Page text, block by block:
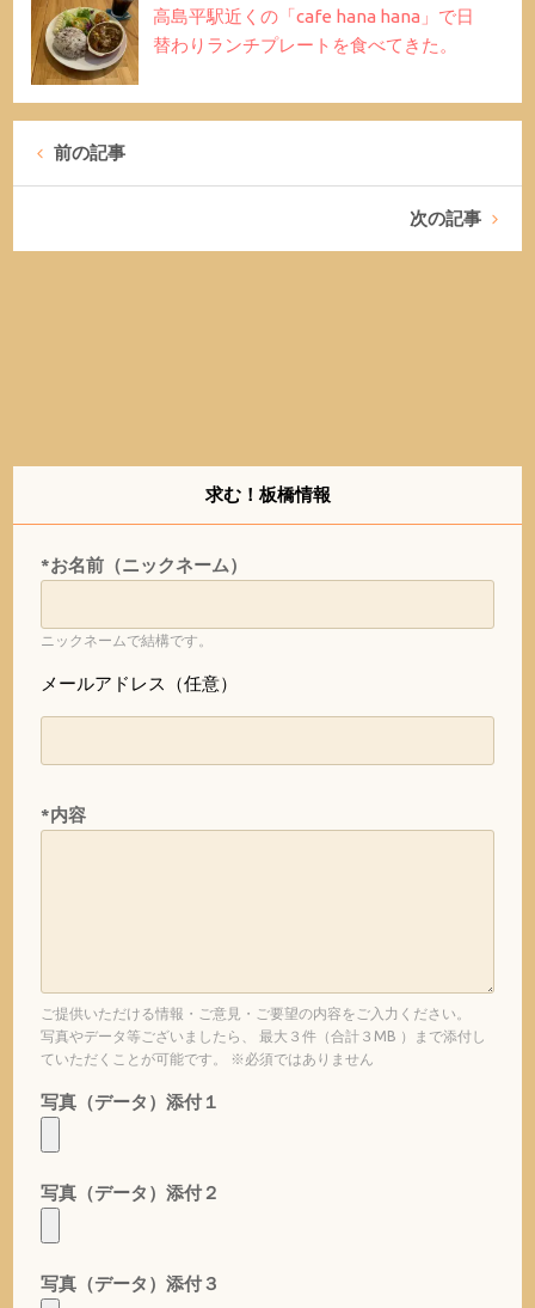
高島平駅近くの「cafe hana hana」で日
替わりランチプレートを食べてきた。
前の記事
次の記事
求む！板橋情報
*お名前（ニックネーム）
ニックネームで結構です。
メールアドレス（任意）
*内容
ご提供いただける情報・ご意見・ご要望の内容をご入力ください。
写真やデータ等ございましたら、 最大３件（合計３MB ）まで添付し
ていただくことが可能です。 ※必須ではありません
写真（データ）添付１
写真（データ）添付２
写真（データ）添付３